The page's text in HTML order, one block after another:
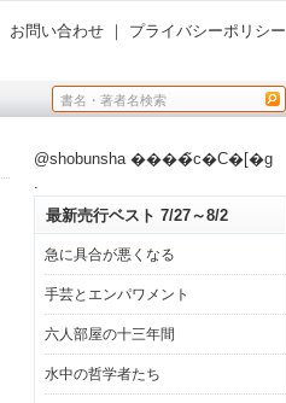
お問い合わせ ｜ プライバシーポリシー
@shobunsha ����̃c�C�[�g
.
最新売行ベスト 7/27～8/2
急に具合が悪くなる
手芸とエンパワメント
六人部屋の十三年間
水中の哲学者たち